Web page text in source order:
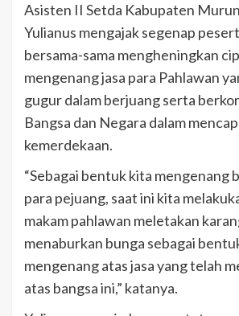
Asisten II Setda Kabupaten
Yulianus mengajak segenap
bersama-sama mengheningkan
mengenang jasa para Pahlawan
gugur dalam berjuang serta
Bangsa dan Negara dalam
kemerdekaan.
“Sebagai bentuk kita mengenang
para pejuang, saat ini kita
makam pahlawan meletakan
menaburkan bunga sebagai
mengenang atas jasa yang telah
atas bangsa ini,” katanya.